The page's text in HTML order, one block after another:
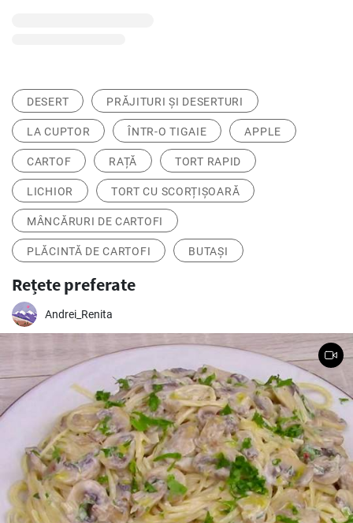
DESERT PRĂJITURI ȘI DESERTURI
LA CUPTOR ÎNTR-O TIGAIE APPLE
CARTOF RAȚĂ TORT RAPID
LICHIOR TORT CU SCORȚIȘOARĂ
MÂNCĂRURI DE CARTOFI
PLĂCINTĂ DE CARTOFI BUTAȘI
Rețete preferate
Andrei_Renita